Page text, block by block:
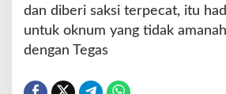
dan diberi saksi terpecat, itu
untuk oknum yang tidak
dengan Tegas